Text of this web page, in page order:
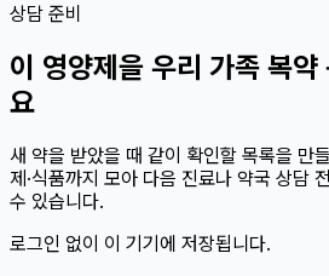
상담 준비
이 영양제 을 우리 가족 복약
요
새 약을 받았을 때 같이 확인할 목록을 만
제·식품까지 모아 다음 진료나 약국 상담
수 있습니다.
로그인 없이 이 기기에 저장됩니다.